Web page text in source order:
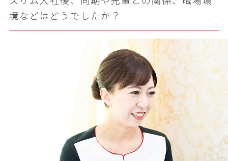
境などはどうでしたか？